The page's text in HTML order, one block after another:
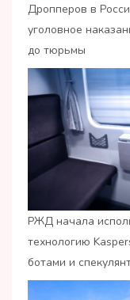
Дропперов в
уголовное
до тюрьмы
РЖД начала
технологию
ботами и